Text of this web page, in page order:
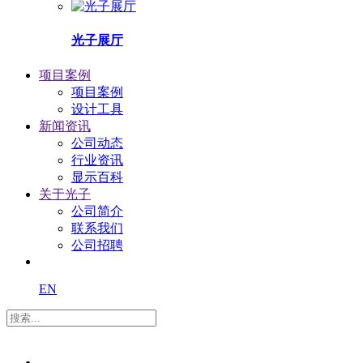
光子展厅
项目案例
项目案例
设计工具
新闻资讯
公司动态
行业资讯
显示百科
关于光子
公司简介
联系我们
公司招聘
EN